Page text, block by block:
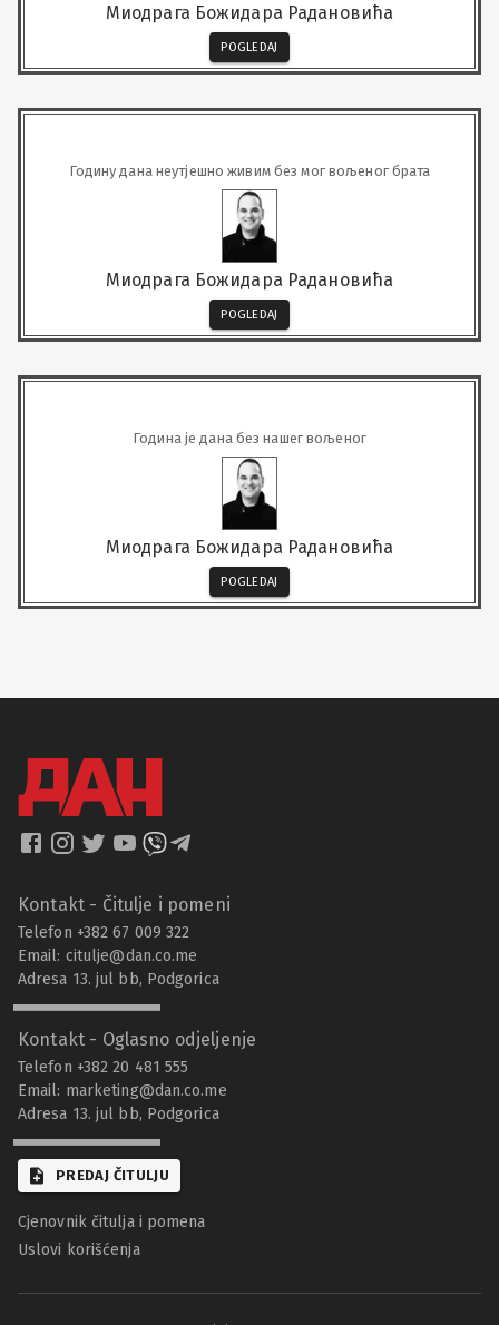
Миодрага Божидара Радановића
POGLEDAJ
Годину дана неутјешно живим без мог вољеног брата
Миодрага Божидара Радановића
POGLEDAJ
Година је дана без нашег вољеног
Миодрага Божидара Радановића
POGLEDAJ
Kontakt - Čitulje i pomeni
Telefon +382 67 009 322
Email: citulje@dan.co.me
Adresa 13. jul bb, Podgorica
Kontakt - Oglasno odjeljenje
Telefon +382 20 481 555
Email: marketing@dan.co.me
Adresa 13. jul bb, Podgorica
PREDAJ ČITULJU
Cjenovnik čitulja i pomena
Uslovi korišćenja